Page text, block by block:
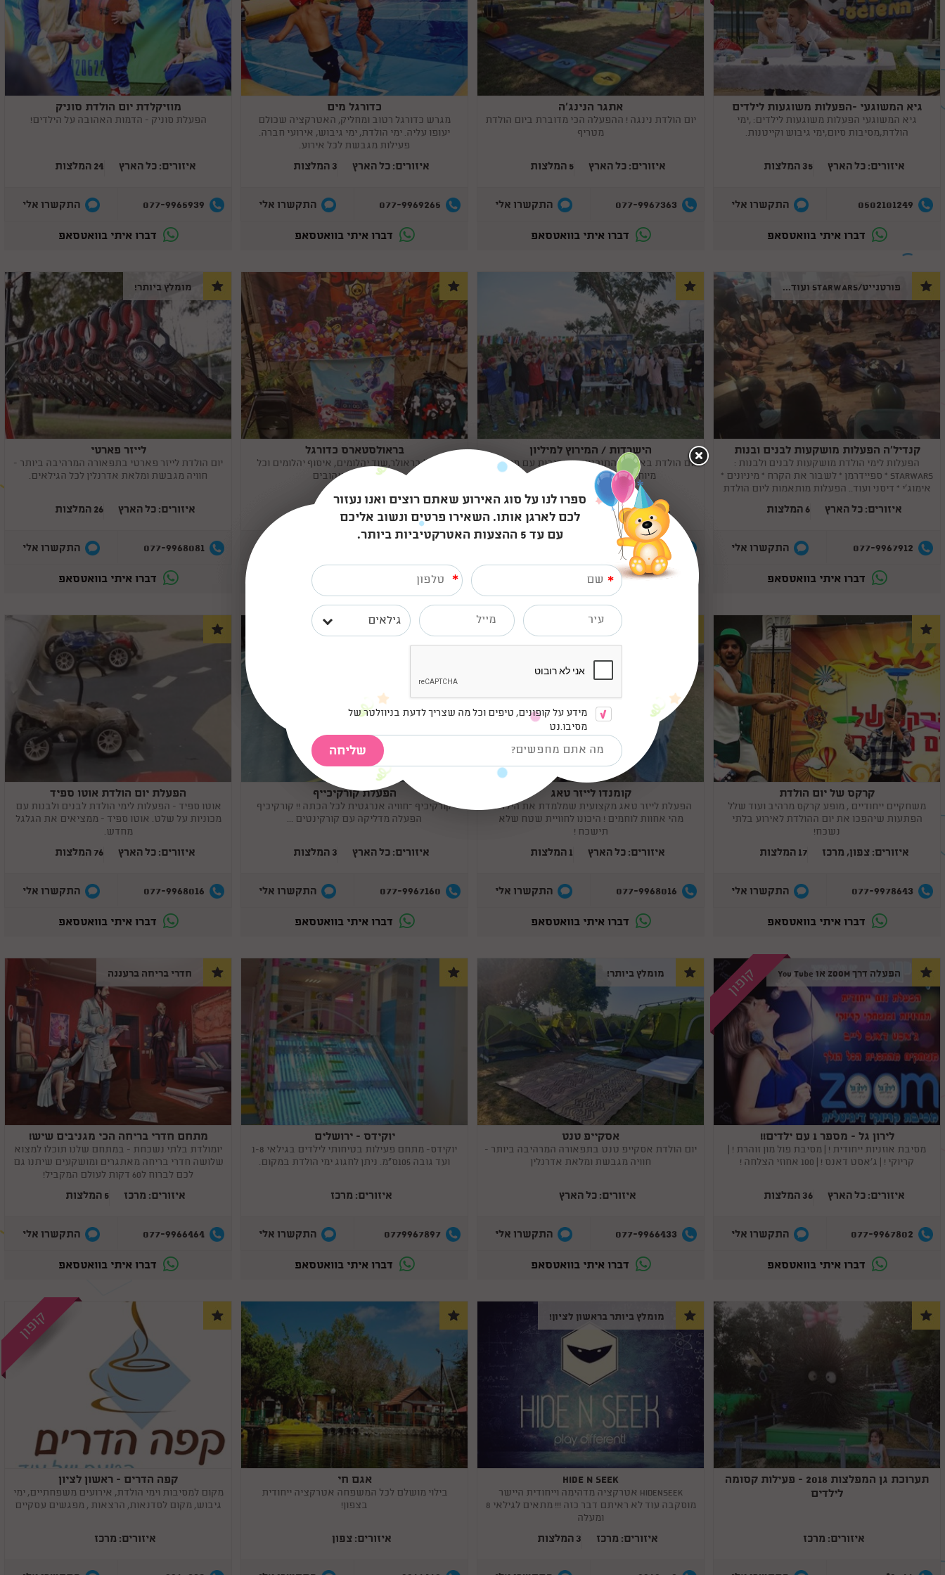
מאתנו, אנחנו מתעדכנים באופן שוטף בחידושים בתחום אטרקציות לילדים ויוצרים קשר עם ספקיהן, והכול- בשבילכם.
Copy
link
גיא המשוגעי -הפעלות משוגעות לילדים
גיא המשוגעי הפעלות משוגעות לילדים: ,ימי
הולדת,מסיבות סיום,ימי גיבוש וקייטנות.
איזורים: כל הארץ 35 המלצות
0502101249 התקשרו אלי
דברו איתי בוואטסאפ
link
אתגר הנינג'ה
יום הולדת נינגה ! ההפעלה הכי מדוברת ביום הולדת
מטריף
איזורים: כל הארץ 5 המלצות
077-9967363 התקשרו אלי
דברו איתי בוואטסאפ
link
כדורגל מים
מגרש כדורגל רטוב ומחליק, האטרקציה שכולם
יעופו עליה. ימי הולדת, ימי גיבוש, אירועי חברה.
פעילות מגבשת לכל אירוע.
איזורים: כל הארץ 3 המלצות
077-9969265 התקשרו אלי
דברו איתי בוואטסאפ
link
מוזיקלדת יום הולדת סוניק
הפעלת סוניק - הדמות האהובה על הילדים!
איזורים: כל הארץ 24 המלצות
077-9965939 התקשרו אלי
דברו איתי בוואטסאפ
פורטנייט/STARWARS ועוד...
Copy
link
קנדיל'ה הפעלות מושקעות לבנים ובנות
הפעלות לימי הולדת מושקעות לבנים ולבנות :
STARWARS * ספיידרמן * לשבור את הקרח * מיניונים *
אימוג'י * דיסני ועוד.. הפעלות מותאמות ליום הולדת
איזורים: כל הארץ 6 המלצות
077-9967912 התקשרו אלי
דברו איתי בוואטסאפ
Copy
link
הישרדות / המירוץ למיליון
יום הולדת באווירת התוכניות האהובות עם משימות
מיוחדות למסיבה בלתי נשכחת !
איזורים: כל הארץ 794 המלצות
077-9966448
דברו איתי בוואטסאפ
Copy
בראולסטארס כדורגל
כדורגל בראולר,שוד יהלומים, איסוף יהלומים וכל
המשחקים האהובים
איזורים: כל הארץ
דברו איתי בוואטסאפ
מומלץ ביותר!
link
לייזר פארטי
יום הולדת לייזר פארטי בתפאורה המרהיבה ביותר -
חוויה מגבשת ומלאת אדרנלין לכל הגילאים.
איזורים: כל הארץ 26 המלצות
077-9968081 התקשרו אלי
דברו איתי בוואטסאפ
link
קרקס של יום הולדת
משחקיים ייחודיים , מופע קרקס מרהיב ועוד שלל
הפתעות שיהפכו את יום ההולדת לאירוע בלתי
נשכח!
איזורים: צפון, מרכז 17 המלצות
077-9978643 התקשרו אלי
דברו איתי בוואטסאפ
link
קומנדו לייזר טאג
הפעלת לייזר טאג מקצועית שמלמדת את הילדים
מהי אחוות לוחמים ! היכונו לחוויית שטח שלא
תישכח !
איזורים: כל הארץ 1 המלצות
077-9968016 התקשרו אלי
דברו איתי בוואטסאפ
link
הפעלת קורקיכייף
קורקיכיף –חוויה אנרגטית לכל הכתה !! קורקיכיף
הפעלה מדליקה עם קורקינטים ...
איזורים: כל הארץ 3 המלצות
077-9967160 התקשרו אלי
דברו איתי בוואטסאפ
link
הפעלת יום הולדת אוטו ספיד
אוטו ספיד - הפעלות לימי הולדת לבנים ולבנות עם
מכוניות על שלט. אוטו ספיד - ממציאים את הגלגל
מחדש.
איזורים: כל הארץ 76 המלצות
077-9968016 התקשרו אלי
דברו איתי בוואטסאפ
הפעלה דרך ZOOM או You Tube קופון
link
לירון גל - מספר 1 עם ילדים!!
מסיבת אוזניות ייחודית ! | מסיבת פול מון זוהרת ! |
קריוקי ! | ג'אסט דאנס ! | 100 אחוזי הצלחה !
איזורים: כל הארץ 36 המלצות
077-9967802 התקשרו אלי
דברו איתי בוואטסאפ
מומלץ ביותר!
link
אסקייפ טנט
יום הולדת אסקייפ טנט בתפאורה המרהיבה ביותר -
חוויה מגבשת ומלאת אדרנלין
איזורים: כל הארץ
077-9966433 התקשרו אלי
דברו איתי בוואטסאפ
link
יוקידס - ירושלים
יוקידס- מתחם פעילות בטיחותי לילדים בגילאי 1-8
ועד גובה 105ס"מ. ניתן לחגוג ימי הולדת במקום.
איזורים: מרכז
0779967897 התקשרו אלי
דברו איתי בוואטסאפ
חדרי בריחה ברעננה
Copy
link
מתחם חדרי בריחה הכי מגניבים שיש!
יומולדת בלתי נשכחת - במתחם שלנו תוכלו למצוא
שלושה חדרי בריחה מאתגרים ומושקעים שיתנו גם
לכם לברוח ל60 דקות לעולם המקביל!
איזורים: מרכז 5 המלצות
077-9966464 התקשרו אלי
דברו איתי בוואטסאפ
Copy
תערוכת גן המפלצות 2018 - פעילות קסומה
לילדים
איזורים: מרכז
מומלץ ביותר בראשון לציון!
link
HIDE N SEEK
HIDENSEEK אטרקציה מדהימה וייחודית היישר
מוסקבה עוד לא ראיתם דבר כזה !!! מתאים לגילאי 8
ומעלה
איזורים: מרכז 3 המלצות
link
אגם חי
בילוי מושלם לכל המשפחה אטרקציה ייחודית
בצפון!
איזורים: צפון
קופון
link
קפה הדרים - ראשון לציון
מקום למסיבות וימי הולדת, אירועים משפחתיים, ימי
גיבוש, מקום לסדנאות, הרצאות , מפגשים עסקיים
איזורים: מרכז
ספרו לנו על סוג האירוע שאתם רוצים ואנו נעזור
לכם לארגן אותו. השאירו פרטים ונשוב אליכם
עם עד 5 ההצעות האטרקטיביות ביותר.
*
*
גילאים
מידע על קופונים, טיפים וכל מה שצריך לדעת בניוזלטר של
מסיבו.נט